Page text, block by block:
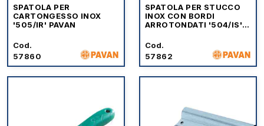
SPATOLA PER
CARTONGESSO INOX
'505/IR' PAVAN
Cod.
57860
SPATOLA PER STUCCO
INOX CON BORDI
ARROTONDATI '504/IS'
Cod.
57862